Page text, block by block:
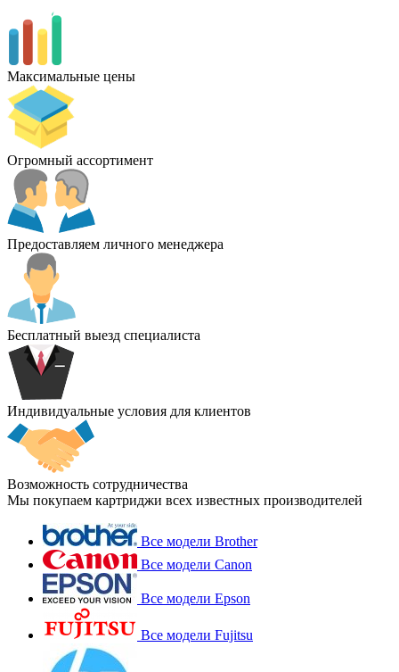
Максимальные цены
Огромный ассортимент
Предоставляем личного менеджера
Бесплатный выезд специалиста
Индивидуальные условия для клиентов
Возможность сотрудничества
Мы покупаем картриджи всех известных производителей
Все модели Brother
Все модели Canon
Все модели Epson
Все модели Fujitsu